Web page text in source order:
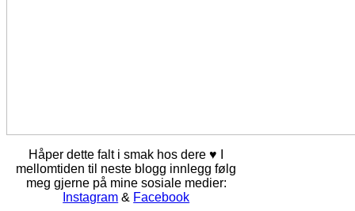
Håper dette falt i smak hos dere ♥ I
mellomtiden til neste blogg innlegg følg
meg gjerne på mine sosiale medier:
Instagram & Facebook